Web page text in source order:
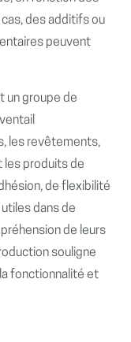
des additifs ou
peuvent
un groupe de
les revêtements,
les produits de
de flexibilité
dans de
de leurs
souligne
fonctionnalité et